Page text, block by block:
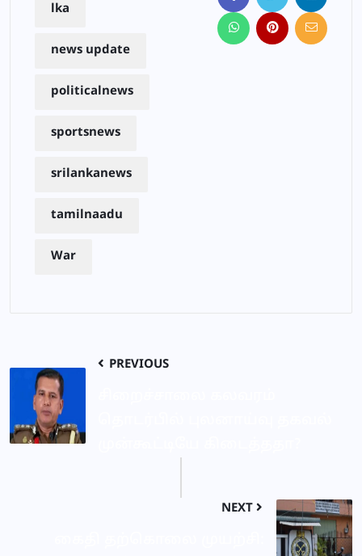
lka
news update
politicalnews
sportsnews
srilankanews
tamilnaadu
War
PREVIOUS
NEXT